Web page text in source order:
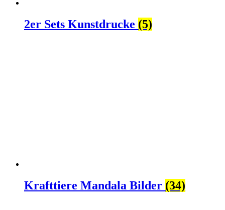
2er Sets Kunstdrucke (5)
Krafttiere Mandala Bilder (34)